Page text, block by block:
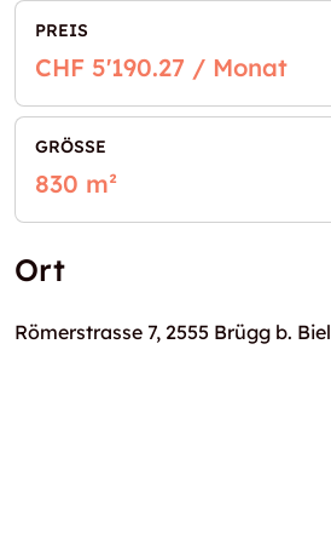
PREIS
CHF 5'190.27 / Monat
GRÖSSE
830 m²
Ort
Römerstrasse 7, 2555 Brügg b. Biel